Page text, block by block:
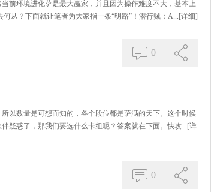
前环境进化萨是最大赢家，并且因为操作难度不大，基本上
从？下面就让笔者为大家指一条“明路”！潜行贼：A... [详细]
0
以数量是可想而知的，各个段位都是萨满的天下。这个时候
疑惑了，那我们要选什么卡组呢？答案就在下面。快攻... [详
0